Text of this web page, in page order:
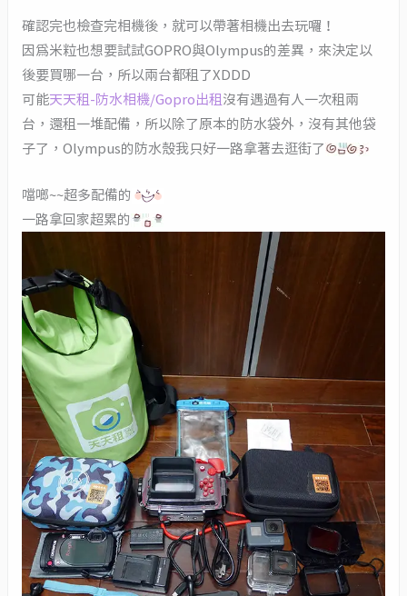
確認完也檢查完相機後，就可以帶著相機出去玩囉！
因為米粒也想要試試GOPRO與Olympus的差異，來決定以
後要買哪一台，所以兩台都租了XDDD
可能天天租-防水相機/Gopro出租 沒有遇過有人一次租兩
台，還租一堆配備，所以除了原本的防水袋外，沒有其他袋
子了，Olympus的防水殼我只好一路拿著去逛街了
噹啷~~超多配備的
一路拿回家超累的